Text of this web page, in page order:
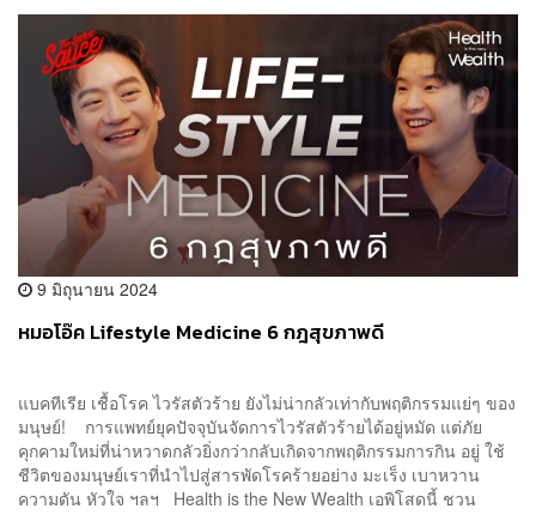
9 มิถุนายน 2024
หมอโอ๊ค Lifestyle Medicine 6 กฎสุขภาพดี
แบคทีเรีย เชื้อโรค ไวรัสตัวร้าย ยังไม่น่ากลัวเท่ากับพฤติกรรมแย่ๆ ของ
มนุษย์! การแพทย์ยุคปัจจุบันจัดการไวรัสตัวร้ายได้อยู่หมัด แต่ภัย
คุกคามใหม่ที่น่าหวาดกลัวยิ่งกว่ากลับเกิดจากพฤติกรรมการกิน อยู่ ใช้
ชีวิตของมนุษย์เราที่นำไปสู่สารพัดโรคร้ายอย่าง มะเร็ง เบาหวาน
ความดัน หัวใจ ฯลฯ Health is the New Wealth เอพิโสดนี้ ชวน